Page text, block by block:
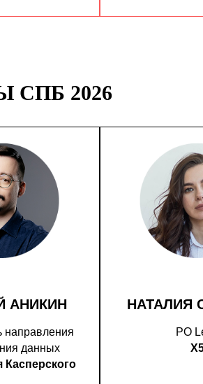
СПБ 2026
АНИКИН
направления
данных
Касперского
НАТАЛИЯ
PO